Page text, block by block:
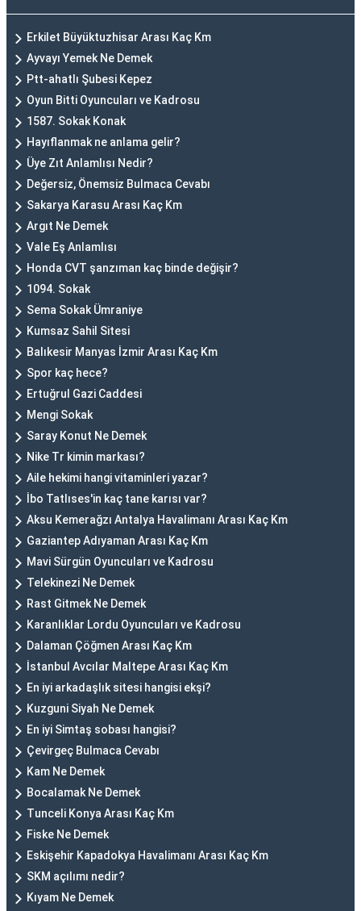
Erkilet Büyüktuzhisar Arası Kaç Km
Ayvayı Yemek Ne Demek
Ptt-ahatlı Şubesi Kepez
Oyun Bitti Oyuncuları ve Kadrosu
1587. Sokak Konak
Hayıflanmak ne anlama gelir?
Üye Zıt Anlamlısı Nedir?
Değersiz, Önemsiz Bulmaca Cevabı
Sakarya Karasu Arası Kaç Km
Argıt Ne Demek
Vale Eş Anlamlısı
Honda CVT şanzıman kaç binde değişir?
1094. Sokak
Sema Sokak Ümraniye
Kumsaz Sahil Sitesi
Balıkesir Manyas İzmir Arası Kaç Km
Spor kaç hece?
Ertuğrul Gazi Caddesi
Mengi Sokak
Saray Konut Ne Demek
Nike Tr kimin markası?
Aile hekimi hangi vitaminleri yazar?
İbo Tatlıses'in kaç tane karısı var?
Aksu Kemerağzı Antalya Havalimanı Arası Kaç Km
Gaziantep Adıyaman Arası Kaç Km
Mavi Sürgün Oyuncuları ve Kadrosu
Telekinezi Ne Demek
Rast Gitmek Ne Demek
Karanlıklar Lordu Oyuncuları ve Kadrosu
Dalaman Çöğmen Arası Kaç Km
İstanbul Avcılar Maltepe Arası Kaç Km
En iyi arkadaşlık sitesi hangisi ekşi?
Kuzguni Siyah Ne Demek
En iyi Simtaş sobası hangisi?
Çevirgeç Bulmaca Cevabı
Kam Ne Demek
Bocalamak Ne Demek
Tunceli Konya Arası Kaç Km
Fiske Ne Demek
Eskişehir Kapadokya Havalimanı Arası Kaç Km
SKM açılımı nedir?
Kıyam Ne Demek